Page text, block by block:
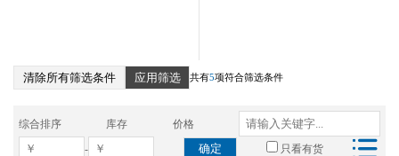
清除所有筛选条件 应用筛选 共有5项符合筛选条件
综合排序 库存 价格
- 确定 只看有货